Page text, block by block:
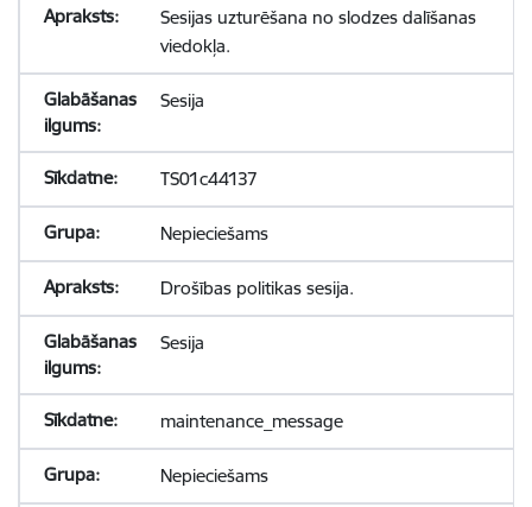
Sesijas uzturēšana no slodzes dalīšanas
viedokļa.
Sesija
TS01c44137
Nepieciešams
Drošības politikas sesija.
Sesija
maintenance_message
Nepieciešams